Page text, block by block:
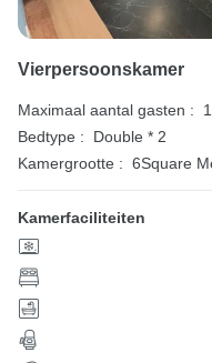
Vierpersoonskamer
Maximaal aantal gasten :
Bedtype :
Double * 2
Kamergrootte : 6Square
Kamerfaciliteiten